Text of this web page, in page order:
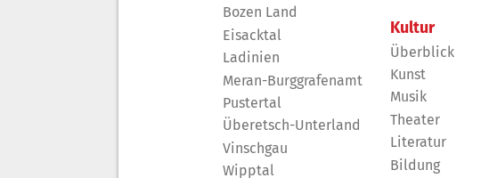
Bozen Land
Eisacktal
Ladinien
Meran-Burggrafenamt
Pustertal
Überetsch-Unterland
Vinschgau
Wipptal
Kultur
Überblick
Kunst
Musik
Theater
Literatur
Bildung